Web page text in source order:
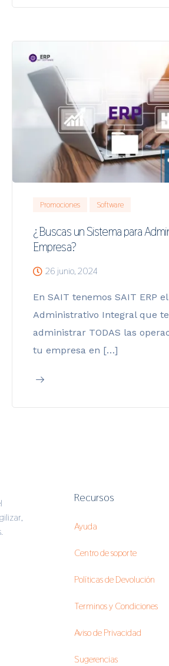
Promociones Software
¿Buscas un Sistema para
Empresa?
26 junio, 2024
En SAIT tenemos SAIT ERP
Administrativo Integral que
administrar TODAS las
tu empresa en […]
Recursos
Ayuda
Centro de soporte
Políticas de Devolución
Terminos y Condiciones
Aviso de Privacidad
Sugerencias